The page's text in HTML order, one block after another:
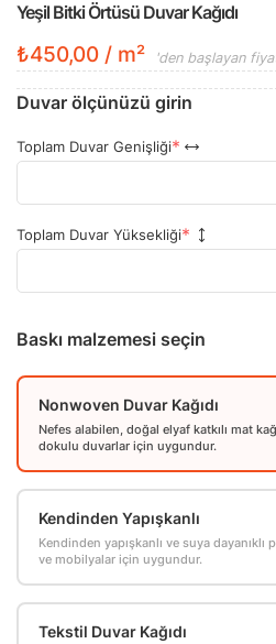
Yeşil Bitki Örtüsü Duvar Kağıdı
₺450,00 / m² 'den başlayan
Duvar ölçünüzü girin
Toplam Duvar Genişliği
Toplam Duvar Yüksekliği
Baskı malzemesi seçin
Nonwoven Duvar Kağıdı
Nefes alabilen, doğal elyaf katkılı mat
dokulu duvarlar için uygundur.
Kendinden Yapışkanlı
Kendinden yapışkanlı ve suya
ve mobilyalar için uygundur.
Tekstil Duvar Kağıdı